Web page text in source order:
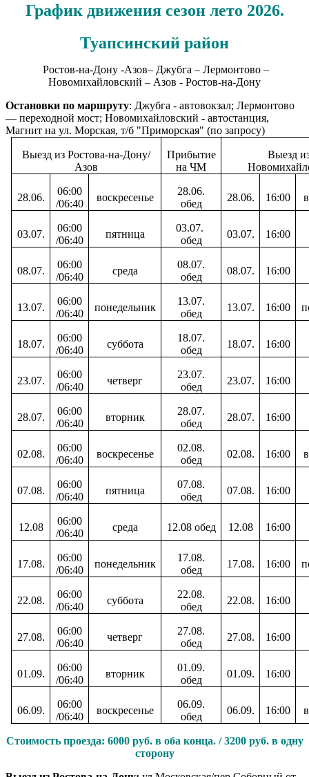
График движения сезон лето 2026.
Туапсинский район
Ростов-на-Дону -Азов– Джубга – Лермонтово –
Новомихайловский – Азов - Ростов-на-Дону
Остановки по маршруту: Джубга - автовокзал; Лермонтово
— переходной мост; Новомихайловский - автостанция,
Магнит на ул. Морская, т/б "Приморская" (по запросу)
Выезд из Ростова-на-Дону/
Азов
Прибытие
на ЧМ
Выезд
28.06.
06:00
/06:40
воскресенье
28.06.
обед
28.06. 16:00
03.07.
06:00
/06:40
пятница
03.07.
обед
03.07. 16:00
08.07.
06:00
/06:40
среда
08.07.
обед
08.07. 16:00
13.07.
06:00
/06:40
понедельник
13.07.
обед
13.07. 16:00
18.07.
06:00
/06:40
суббота
18.07.
обед
18.07. 16:00
23.07.
06:00
/06:40
четверг
23.07.
обед
23.07. 16:00
28.07.
06:00
/06:40
вторник
28.07.
обед
28.07. 16:00
02.08.
06:00
/06:40
воскресенье
02.08.
обед
02.08. 16:00
07.08.
06:00
/06:40
пятница
07.08.
обед
07.08. 16:00
12.08
06:00
/06:40
среда 12.08 обед 12.08 16:00
17.08.
06:00
/06:40
понедельник
17.08.
обед
17.08. 16:00
22.08.
06:00
/06:40
суббота
22.08.
обед
22.08. 16:00
27.08.
06:00
/06:40
четверг
27.08.
обед
27.08. 16:00
01.09.
06:00
/06:40
вторник
01.09.
обед
01.09. 16:00
06.09.
06:00
/06:40
воскресенье
06.09.
обед
06.09. 16:00
Стоимость проезда: 6000 руб. в оба конца. / 3200 руб. в одну
сторону